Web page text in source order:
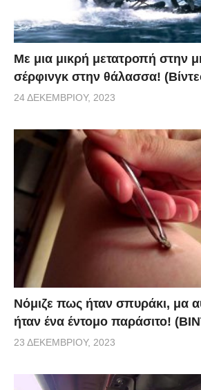
Με μια μικρή μετατροπή στην
σέρφινγκ στην θάλασσα!
24 ΔΕΚΕΜΒΡΊΟΥ, 2023
Νόμιζε πως ήταν σπυράκι, μα
ήταν ένα έντομο παράσιτο!
23 ΔΕΚΕΜΒΡΊΟΥ, 2023